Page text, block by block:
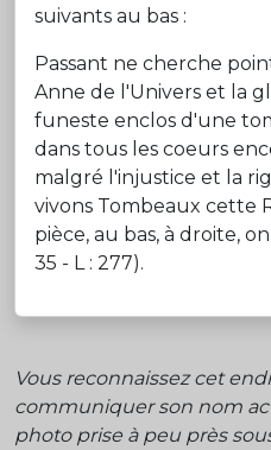
suivants au bas :
Passant ne cherche
Anne de l'Univers et la
funeste enclos d'une
dans tous les coeurs
malgré l'injustice et la
vivons Tombeaux cette
pièce, au bas, à droite,
35 - L : 277).
Vous reconnaissez cet
communiquer son nom
photo prise à peu près